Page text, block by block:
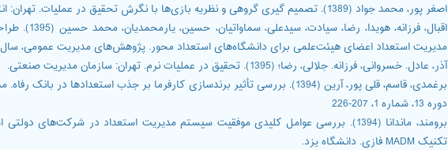
اصغر پور، محمد جواد (1389). تصمیم گیری گروهی و نظریه بازی‌ها با نگرش تحقیق در عملیات. تهران: انتشارات دانشگاه تهران.
اقبال، فرزانه، هويدا،
مديريت استعداد اعضای هیئت‌علمی برای دانشگاه‌های استعداد محور. پژوهش‌های مديريت عمومی، سال 9، شماره 34، 5-24
آذر، عادل. خسروانی، فرزانه. جلالی، رضا؛ (1395). تحقیق در عملیات نرم. تهران: سازمان مدیریت صنعتی.
برغمدی، قاسم، قلی پور، آرین (1394). بررسی تأثیر برندسازی کارفرما بر جذب استعدادها در
دوره 13، شماره 1، 207-226
برومند، ماندانا (1394). بررسی عوامل كليدی موفقيت سيستم مديريت استعداد در شرکت‌های
تکنیک MADM فازی. دانشگاه یزد.